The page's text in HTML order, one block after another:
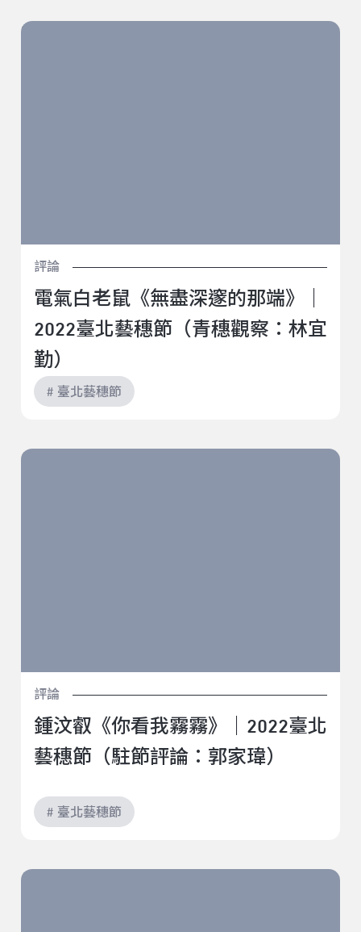
電氣白老鼠《無盡深邃的那端》｜2022臺北藝穗節（青
評論
電氣白老鼠《無盡深邃的那端》｜
2022臺北藝穗節（青穗觀察：林宜
勤）
# 臺北藝穗節
鍾汶叡《你看我霧霧》｜2022臺北藝穗節（駐節評論：
評論
鍾汶叡《你看我霧霧》｜2022臺北
藝穗節（駐節評論：郭家瑋）
# 臺北藝穗節
簡莉紋《做個夢給你》｜2022臺北藝穗節（青穗觀察：